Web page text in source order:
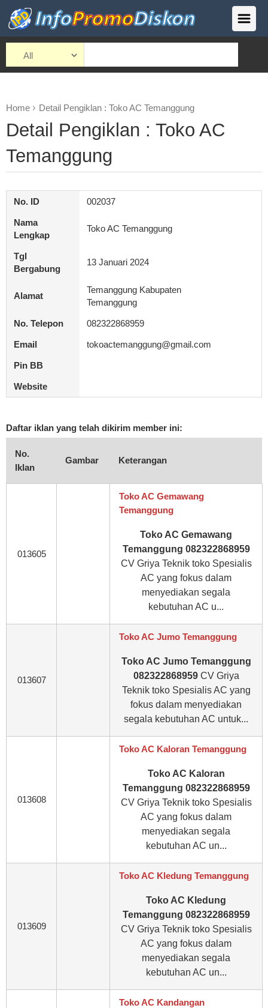
Home Detail Pengiklan : Toko AC Temanggung
Detail Pengiklan : Toko AC
Temanggung
No. ID 002037
Nama
Lengkap
Toko AC Temanggung
Tgl
Bergabung
13 Januari 2024
Alamat
Temanggung Kabupaten
Temanggung
No. Telepon 082322868959
Email tokoactemanggung@gmail.com
Pin BB
Website
Daftar iklan yang telah dikirim member ini:
No.
Iklan
Gambar Keterangan
013605
Toko AC Gemawang
Temanggung
Toko AC Gemawang
Temanggung 082322868959
CV Griya Teknik toko Spesialis
AC yang fokus dalam
menyediakan segala
kebutuhan AC u...
013607
Toko AC Jumo Temanggung
Toko AC Jumo Temanggung
082322868959CV Griya
Teknik toko Spesialis AC yang
fokus dalam menyediakan
segala kebutuhan AC untuk...
013608
Toko AC Kaloran Temanggung
Toko AC Kaloran
Temanggung 082322868959
CV Griya Teknik toko Spesialis
AC yang fokus dalam
menyediakan segala
kebutuhan AC un...
013609
Toko AC Kledung Temanggung
Toko AC Kledung
Temanggung 082322868959
CV Griya Teknik toko Spesialis
AC yang fokus dalam
menyediakan segala
kebutuhan AC un...
Toko AC Kandangan